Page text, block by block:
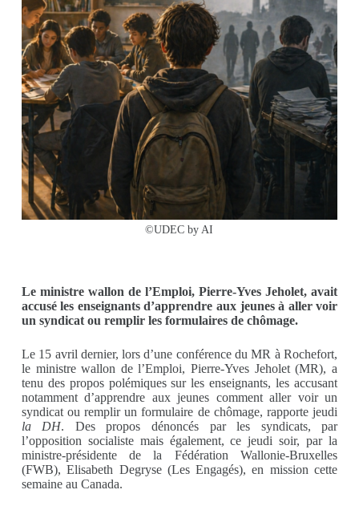
©UDEC by AI
Le ministre wallon de l’Emploi, Pierre-Yves Jeholet, avait
accusé les enseignants d’apprendre aux jeunes à aller voir
un syndicat ou remplir les formulaires de chômage.
Le 15 avril dernier, lors d’une conférence du MR à Rochefort,
le ministre wallon de l’Emploi, Pierre-Yves Jeholet (MR), a
tenu des propos polémiques sur les enseignants, les accusant
notamment d’apprendre aux jeunes comment aller voir un
syndicat ou remplir un formulaire de chômage, rapporte jeudi
la DH. Des propos dénoncés par les syndicats, par
l’opposition socialiste mais également, ce jeudi soir, par la
ministre-présidente de la Fédération Wallonie-Bruxelles
(FWB), Elisabeth Degryse (Les Engagés), en mission cette
semaine au Canada.